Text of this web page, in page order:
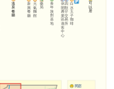
民宿
可
以
居
藥
局
新
興
餐
廳
溫
泉
餐
廳
青
年
旅
創
基
地
元
氣
麵
館
白
水
玉
子
咖
啡
四
獸
仔
交
易
所
休
閒
農
業
區
遊
客
中
心